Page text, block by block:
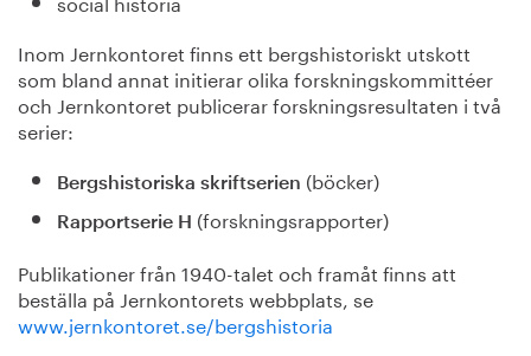
Inom Jernkontoret finns ett bergshistoriskt utskott
som bland annat initierar olika forskningskommittéer
och Jernkontoret publicerar forskningsresultaten i två
serier:
Bergshistoriska skriftserien (böcker)
Rapportserie H (forskningsrapporter)
Publikationer från 1940-talet och framåt finns att
beställa på Jernkontorets webbplats, se
www.jernkontoret.se/bergshistoria